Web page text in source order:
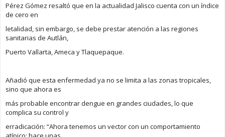
Pérez Gómez resaltó que en la actualidad Jalisco cuenta con un índice
de cero en
letalidad, sin embargo, se debe prestar atención a las regiones
sanitarias de Autlán,
Puerto Vallarta, Ameca y Tlaquepaque.
Añadió que esta enfermedad ya no se limita a las zonas tropicales,
sino que ahora es
más probable encontrar dengue en grandes ciudades, lo que
complica su control y
erradicación: “Ahora tenemos un vector con un comportamiento